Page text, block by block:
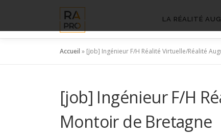
contenu
LA RÉALITÉ
Accueil » [job] Ingénieur F/H Réalité Virtuelle/Réalité
[job] Ingénieur F/H
Montoir de Bretagne